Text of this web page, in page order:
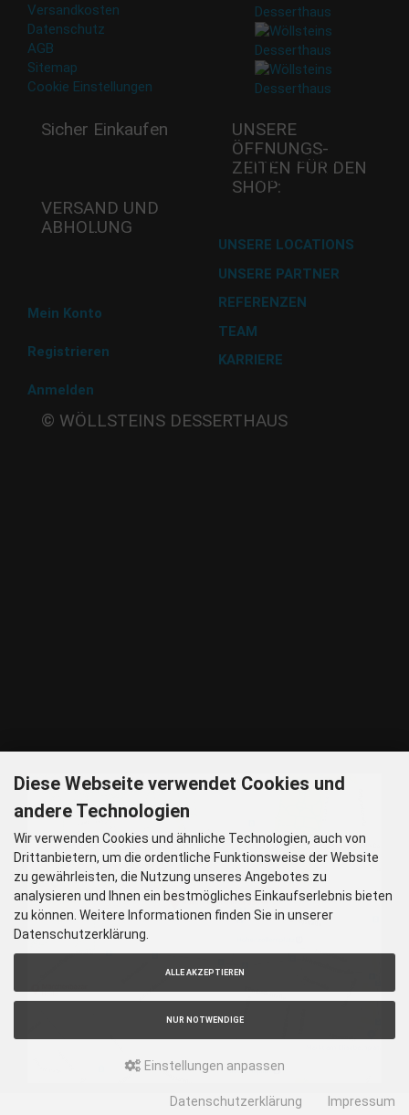
Versandkosten
Datenschutz
AGB
Sitemap
Cookie Einstellungen
Sicher Einkaufen
VERSAND UND
ABHOLUNG
Versand mit DHL
Mein Konto
Registrieren
Anmelden
UNSERE
ÖFFNUNGS­
ZEITEN FÜR DEN
SHOP:
Mi - 11:00-17:00 Uhr
Do -11:00-17:00 Uhr
Fr - 11:00-17:00 Uhr
UNSERE LOCATIONS
UNSERE PARTNER
REFERENZEN
TEAM
KARRIERE
© WÖLLSTEINS DESSERTHAUS
GOOGLE MAPS
Diese Webseite verwendet Cookies und
andere Technologien
Wir verwenden Cookies und ähnliche Technologien, auch von
Drittanbietern, um die ordentliche Funktionsweise der Website
zu gewährleisten, die Nutzung unseres Angebotes zu
analysieren und Ihnen ein bestmögliches Einkaufserlebnis bieten
zu können. Weitere Informationen finden Sie in unserer
Datenschutzerklärung.
ALLE AKZEPTIEREN
NUR NOTWENDIGE
Einstellungen anpassen
Datenschutzerklärung Impressum